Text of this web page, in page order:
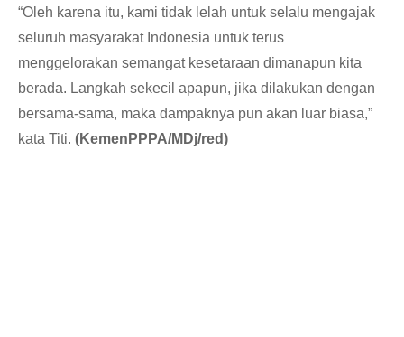
“Oleh karena itu, kami tidak lelah untuk selalu mengajak
seluruh masyarakat Indonesia untuk terus
menggelorakan semangat kesetaraan dimanapun kita
berada. Langkah sekecil apapun, jika dilakukan dengan
bersama-sama, maka dampaknya pun akan luar biasa,”
kata Titi. (KemenPPPA/MDj/red)